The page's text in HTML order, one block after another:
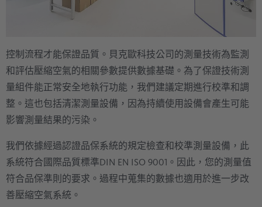
控制流程才能保證品質。貝克歐科技公司的測量技術為監測
和評估壓縮空氣的相關參數提供數據基礎。為了保證技術測
量組件能正常安全地執行功能，我們建議定期進行校準和調
整。這也包括清潔測量設備，因為持續使用設備會產生可能
影響測量結果的污染。
我們依據經過認證品保系統的規定檢查和校準測量設備，此
系統符合國際品質標準DIN EN ISO 9001。因此，您的測量值
符合品保準則的要求。過程中蒐集的數據也適用於進一步改
善壓縮空氣系統。